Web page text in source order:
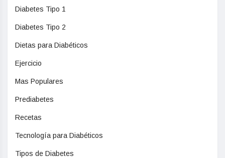
Diabetes Tipo 1
Diabetes Tipo 2
Dietas para Diabéticos
Ejercicio
Mas Populares
Prediabetes
Recetas
Tecnología para Diabéticos
Tipos de Diabetes